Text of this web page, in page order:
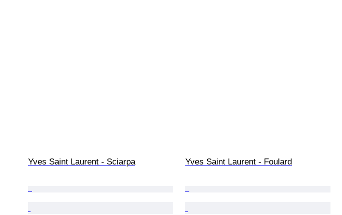
Yves Saint Laurent - Sciarpa Yves Saint Laurent - Foulard